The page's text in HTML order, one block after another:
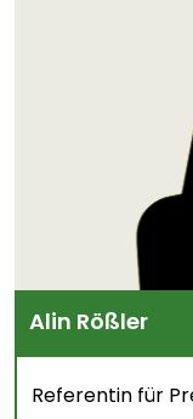
Alin Rößler
Referentin für